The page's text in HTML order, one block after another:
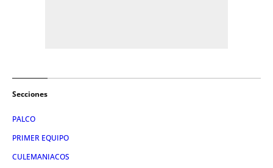
Secciones
PALCO
PRIMER EQUIPO
CULEMANIACOS